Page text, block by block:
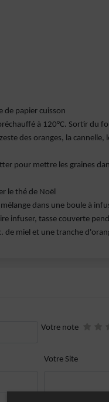
de papier cuisson
à 120°C. Sortir du
des oranges, la cannelle,
pour mettre les graines
le thé de Noël
dans une boule à
infuser, tasse couverte
de miel et une tranche
Votre note
Votre Site